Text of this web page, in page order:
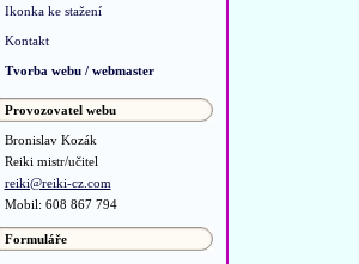
Ikonka ke stažení
Kontakt
Tvorba webu / webmaster
Provozovatel webu
Bronislav Kozák
Reiki mistr/učitel
reiki@reiki-cz.com
Mobil: 608 867 794
Formuláře